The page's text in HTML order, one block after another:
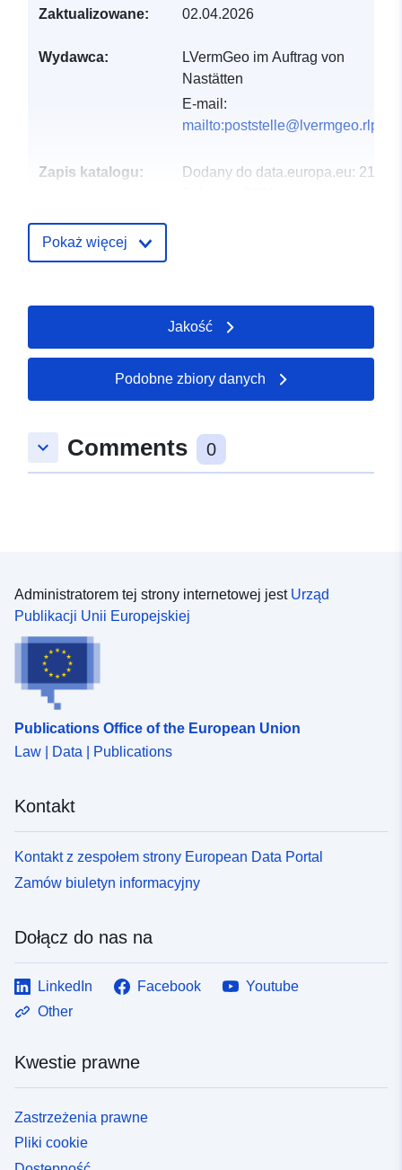
Zaktualizowane: 02.04.2026
Wydawca:
LVermGeo im Auftrag von
Nastätten
E-mail:
mailto:poststelle@lvermgeo.rlp.de
Zapis katalogu: Dodany do data.europa.eu: 21
50.1964 ], [ 7.85691,
50.1964 ], [ 7.85691,
50.1951 ], [ 7.85568,
50.1951 ], [ 7.85568,
uriRef:
http://data.europa.eu/88u/dataset/
Pokaż więcej
Jakość
Podobne zbiory danych
keyboard_arrow_down Comments 0
Administratorem tej strony internetowej jest Urząd
Publikacji Unii Europejskiej
Publications Office of the European Union
Law | Data | Publications
Kontakt
Kontakt z zespołem strony European Data Portal
Zamów biuletyn informacyjny
Dołącz do nas na
LinkedIn Facebook
Youtube
Other
Kwestie prawne
Zastrzeżenia prawne
Pliki cookie